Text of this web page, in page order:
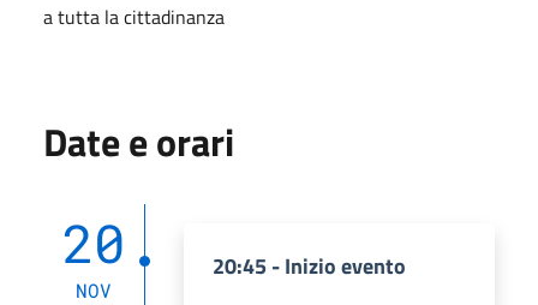
a tutta la cittadinanza
Date e orari
20
NOV
20:45 - Inizio evento